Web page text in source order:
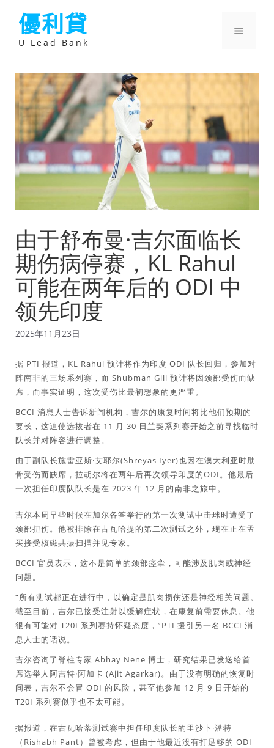
優利貸
U Lead Bank
選
由于舒布曼·吉尔面临长
期伤病停赛，KL Rahul
可能在两年后的 ODI 中
领先印度
2025年11月23日
据 PTI 报道，KL Rahul 预计将作为印度 ODI 队长回归，参加对
阵南非的三场系列赛，而 Shubman Gill 预计将因颈部受伤而缺
席，而事实证明，这次受伤比最初想象的更严重。
BCCI 消息人士告诉新闻机构，吉尔的康复时间将比他们预期的
要长，这迫使选拔者在 11 月 30 日兰契系列赛开始之前寻找临时
队长并对阵容进行调整。
由于副队长施雷亚斯·艾耶尔(Shreyas Iyer)也因在澳大利亚时肋
骨受伤而缺席，拉胡尔将在两年后再次领导印度的ODI。他最后
一次担任印度队队长是在 2023 年 12 月的南非之旅中。
吉尔本周早些时候在加尔各答举行的第一次测试中击球时遭受了
颈部扭伤。他被排除在古瓦哈提的第二次测试之外，现在正在孟
买接受核磁共振扫描并见专家。
BCCI 官员表示，这不是简单的颈部痉挛，可能涉及肌肉或神经
问题。
“所有测试都正在进行中，以确定是肌肉损伤还是神经相关问题。
截至目前，吉尔已接受注射以缓解症状，在康复前需要休息。他
很有可能对 T20I 系列赛持怀疑态度，”PTI 援引另一名 BCCI 消
息人士的话说。
吉尔咨询了脊柱专家 Abhay Nene 博士，研究结果已发送给首
席选举人阿吉特·阿加卡 (Ajit Agarkar)。由于没有明确的恢复时
间表，吉尔不会冒 ODI 的风险，甚至他参加 12 月 9 日开始的
T20I 系列赛似乎也不太可能。
据报道，在古瓦哈蒂测试赛中担任印度队长的里沙卜·潘特
（Rishabh Pant）曾被考虑，但由于他最近没有打足够的 ODI